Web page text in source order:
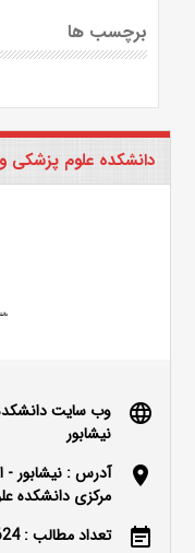
برچسب ها
دانشکده علوم پزشکی
language
وب سایت
نیشابور
location_on
آدرس : نیشابور -
مرکزی دانشکده
event_note تعداد مطالب : 1624